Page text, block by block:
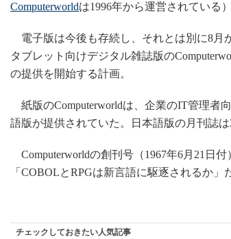
Computerworldは1996年から運営されている）
電子版は今後も存続し、それとは別に8月
タブレット向けデジタル雑誌版の
の提供を開始する計画。
紙版のComputerworldは、企業のIT管理者
語版が提供されていた。日本語版の月刊誌は
Computerworldの創刊号（1967年6月21日
「COBOLとRPGは新言語に駆逐されるか」
チェックしておきたい人気記事